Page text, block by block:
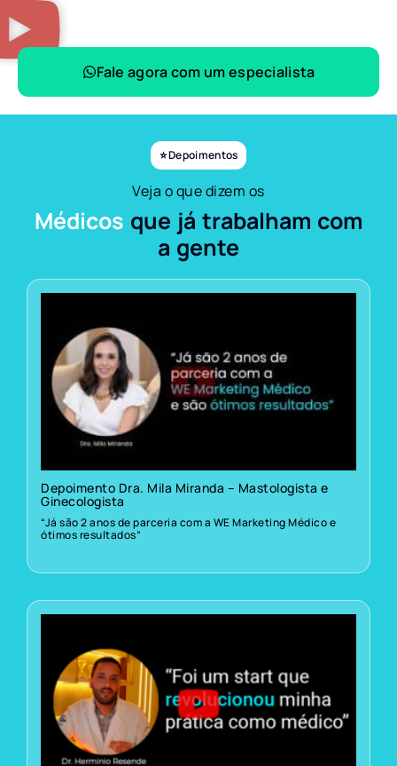
Fale agora com um especialista
⭐ Depoimentos
Veja o que dizem os
Médicos que já trabalham com
a gente
Depoimento Dra. Mila Miranda – Mastologista e
Ginecologista
“Já são 2 anos de parceria com a WE Marketing Médico e
ótimos resultados”